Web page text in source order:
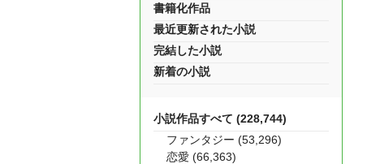
書籍化作品
最近更新された小説
完結した小説
新着の小説
小説作品すべて (228,744)
ファンタジー (53,296)
恋愛 (66,363)